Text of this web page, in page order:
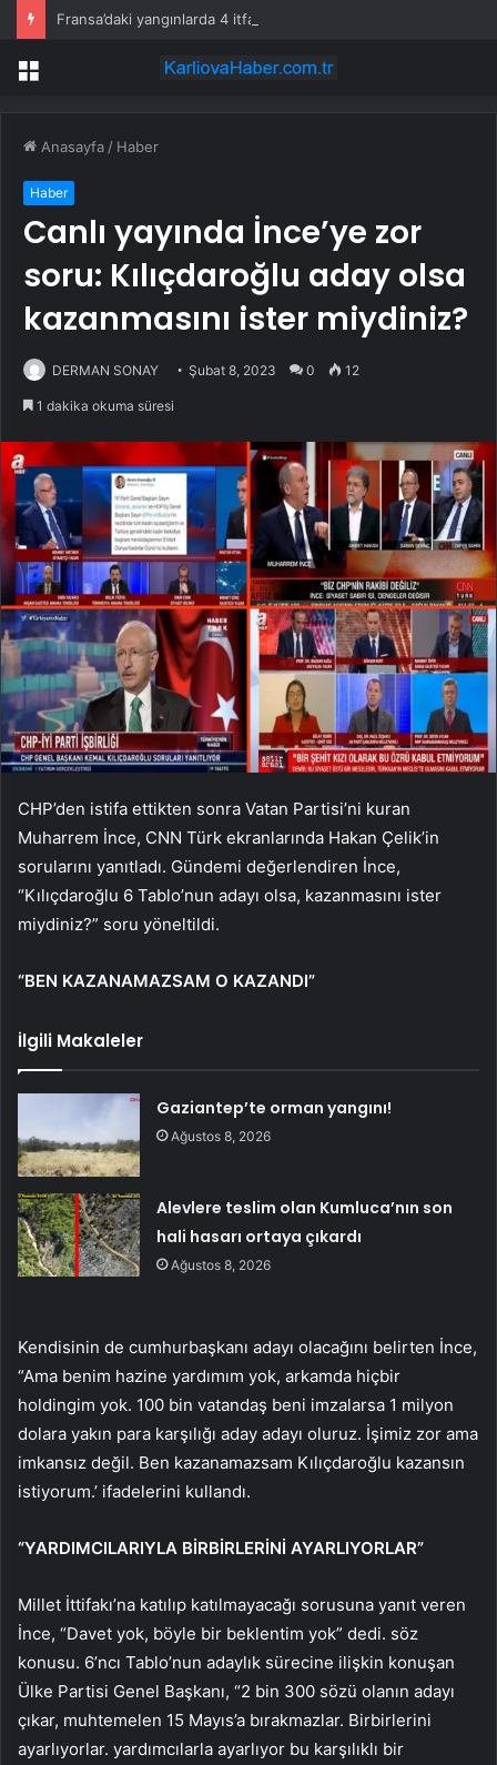
Fransa’daki yangınlarda 4 itfaiye eri hayatını kaybetti
Menü
Anasayfa / Haber
Haber
Canlı yayında İnce’ye zor
soru: Kılıçdaroğlu aday olsa
kazanmasını ister miydiniz?
DERMAN SONAY Şubat 8, 2023 0 12
1 dakika okuma süresi
CHP’den istifa ettikten sonra Vatan Partisi’ni kuran
Muharrem İnce, CNN Türk ekranlarında Hakan Çelik’in
sorularını yanıtladı. Gündemi değerlendiren İnce,
“Kılıçdaroğlu 6 Tablo’nun adayı olsa, kazanmasını ister
miydiniz?” soru yöneltildi.
“BEN KAZANAMAZSAM O KAZANDI”
İlgili Makaleler
Gaziantep’te orman yangını!
Ağustos 8, 2026
Alevlere teslim olan Kumluca’nın son
hali hasarı ortaya çıkardı
Ağustos 8, 2026
Kendisinin de cumhurbaşkanı adayı olacağını belirten İnce,
“Ama benim hazine yardımım yok, arkamda hiçbir
holdingim yok. 100 bin vatandaş beni imzalarsa 1 milyon
dolara yakın para karşılığı aday adayı oluruz. İşimiz zor ama
imkansız değil. Ben kazanamazsam Kılıçdaroğlu kazansın
istiyorum.’ ifadelerini kullandı.
“YARDIMCILARIYLA BİRBİRLERİNİ AYARLIYORLAR”
Millet İttifakı’na katılıp katılmayacağı sorusuna yanıt veren
İnce, “Davet yok, böyle bir beklentim yok” dedi. söz
konusu. 6’ncı Tablo’nun adaylık sürecine ilişkin konuşan
Ülke Partisi Genel Başkanı, “2 bin 300 sözü olanın adayı
çıkar, muhtemelen 15 Mayıs’a bırakmazlar. Birbirlerini
ayarlıyorlar. yardımcılarla ayarlıyor bu karşılıklı bir